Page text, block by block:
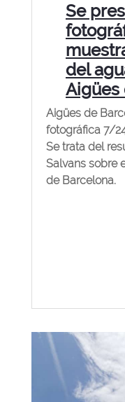
Se
del
Aigües
Aigües de
fotográfica 7/
Se trata del
Salvans sobre
de Barcelona.